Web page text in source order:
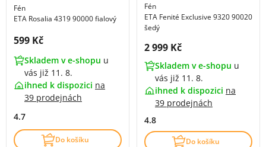
Fén
ETA Rosalia 4319 90000 fialový
Cena s DPH:
599 Kč
Skladem v e-shopu u
vás již 11. 8.
ihned k dispozici na
39 prodejnách
4.7
Do košíku
Fén
ETA Fenité Exclusive 9320 90020
šedý
Cena s DPH:
2 999 Kč
Skladem v e-shopu u
vás již 11. 8.
ihned k dispozici na
39 prodejnách
4.8
Do košíku